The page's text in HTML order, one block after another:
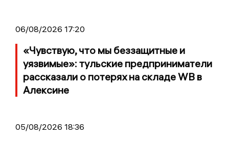
06/08/2026 17:20
«Чувствую, что мы беззащитные и
уязвимые»: тульские предприниматели
рассказали о потерях на складе WB в
Алексине
05/08/2026 18:36